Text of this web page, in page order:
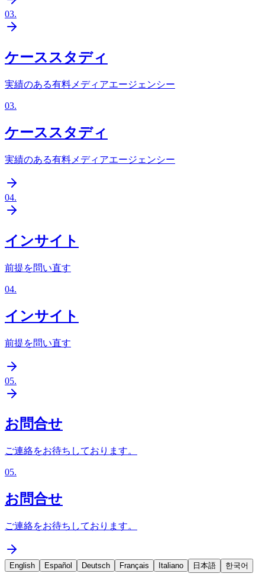
03.
ケーススタディ
実績のある有料メディアエージェンシー
03.
ケーススタディ
実績のある有料メディアエージェンシー
04.
インサイト
前提を問い直す
04.
インサイト
前提を問い直す
05.
お問合せ
ご連絡をお待ちしております。
05.
お問合せ
ご連絡をお待ちしております。
English Español Deutsch Français Italiano 日本語 한국어